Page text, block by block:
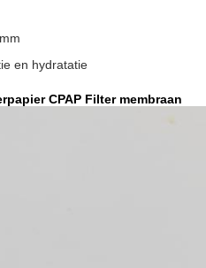
en hydratatie
CPAP Filter membraan